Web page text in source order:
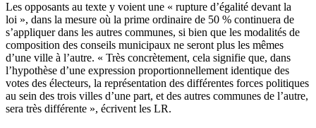
Les opposants au texte y voient une « rupture d’égalité devant la
loi », dans la mesure où la prime ordinaire de 50 % continuera de
s’appliquer dans les autres communes, si bien que les modalités de
composition des conseils municipaux ne seront plus les mêmes
d’une ville à l’autre. « Très concrètement, cela signifie que, dans
l’hypothèse d’une expression proportionnellement identique des
votes des électeurs, la représentation des différentes forces politiques
au sein des trois villes d’une part, et des autres communes de l’autre,
sera très différente », écrivent les LR.